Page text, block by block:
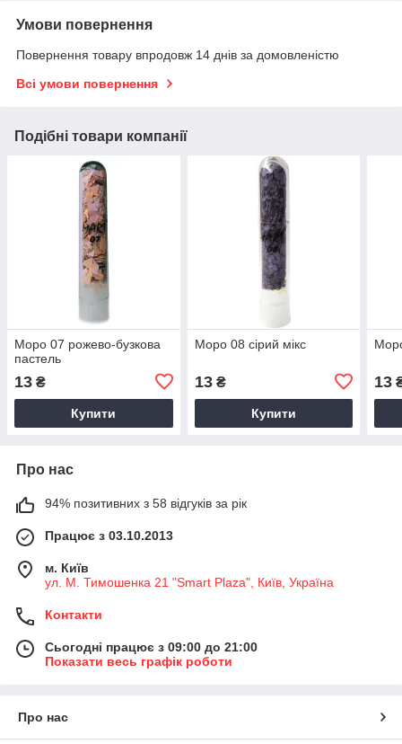
Умови повернення
Повернення товару впродовж 14 днів за домовленістю
Всі умови повернення
Подібні товари компанії
Моро 07 рожево-бузкова
пастель
13 ₴
Купити
Моро 08 сірий мікс
13₴
Купити
13
Про нас
94% позитивних з 58 відгуків за рік
Працює з 03.10.2013
м. Київ
ул. М. Тимошенка 21 "Smart Plaza", Київ, Україна
Контакти
Сьогодні працює з 09:00 до 21:00
Показати весь графік роботи
Про нас